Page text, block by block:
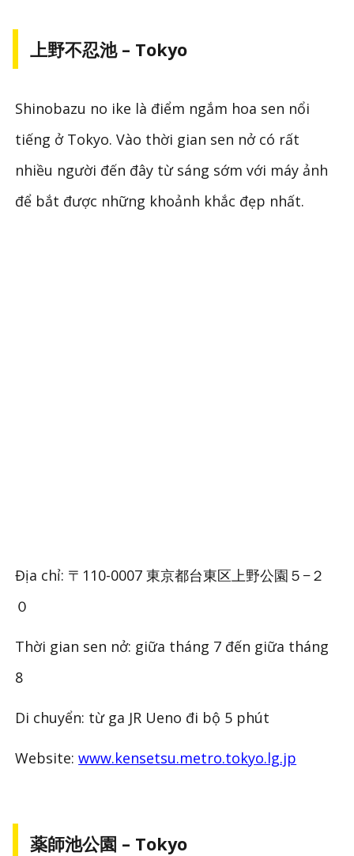
上野不忍池 – Tokyo
Shinobazu no ike là điểm ngắm hoa sen nổi
tiếng ở Tokyo. Vào thời gian sen nở có rất
nhiều người đến đây từ sáng sớm với máy ảnh
để bắt được những khoảnh khắc đẹp nhất.
Địa chỉ: 〒110-0007 東京都台東区上野公園５−２
０
Thời gian sen nở: giữa tháng 7 đến giữa tháng
8
Di chuyển: từ ga JR Ueno đi bộ 5 phút
Website:www.kensetsu.metro.tokyo.lg.jp
薬師池公園 – Tokyo